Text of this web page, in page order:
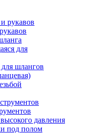
для
шлангов
давления